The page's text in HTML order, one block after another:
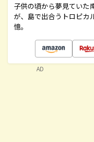
子供の頃から夢見ていた
が、島で出合うトロピカ
憶。
AD